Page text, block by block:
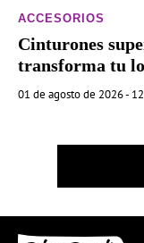
ACCESORIOS
Cinturones
transforma tu
01 de agosto de 2026 -